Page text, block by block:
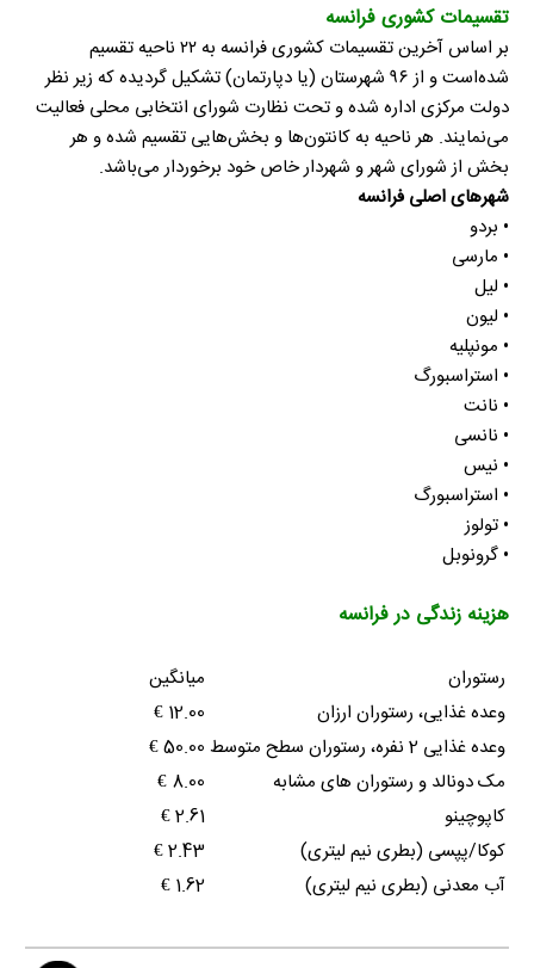
تقسیمات کشوری فرانسه
بر اساس آخرین تقسیمات کشوری فرانسه به ۲۲ ناحیه تقسیم
شده‌است و از ۹۶ شهرستان (یا دپارتمان) تشکیل گردیده که زیر نظر
دولت مرکزی اداره شده و تحت نظارت شورای انتخابی محلی فعالیت
می‌نمایند. هر ناحیه به کانتون‌ها و بخش‌هایی تقسیم شده و هر
بخش از شورای شهر و شهردار خاص خود برخوردار می‌باشد.
شهرهای اصلی فرانسه
• بردو
• مارسی
• لیل
• لیون
• مونپلیه
• استراسبورگ
• نانت
• نانسی
• نیس
• استراسبورگ
• تولوز
• گرونوبل
هزینه زندگی در فرانسه
میانگین
رستوران
12.00 €
وعده غذایی، رستوران ارزان
50.00 €
وعده غذایی 2 نفره، رستوران سطح متوسط
8.00 €
مک دونالد و رستوران های مشابه
2.61 €
کاپوچینو
2.43 €
کوکا/پپسی (بطری نیم لیتری)
1.62 €
آب معدنی (بطری نیم لیتری)